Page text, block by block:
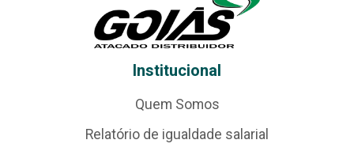
Institucional
Quem Somos
Relatório de igualdade salarial